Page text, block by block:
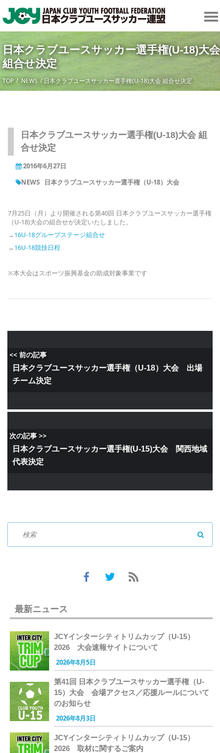
日本クラブユースサッカー選手権(U-18)大会
組合せ決定
TOP NEWS 日本クラブユースサッカー選手権(U-18)大会 組合せ決定
日本クラブユースサッカー選手権(U-18)大会 組
合せ決定
2016年6月27日
NEWS
日本クラブユースサッカー選手権（U-18）大会
7月25日（月）より開催される第40回 日本クラブユースサッカー選手権
（U-18)大会の組合せが決定いたしました。
→ 16U-18グループステージ組合せ
→ 16U-18競技日程
※本大会はスポーツ振興基金の助成対象事業です
<< 前の記事
日本クラブユースサッカー選手権（U-18）大会 出場
チーム決定
次の記事 >>
日本クラブユースサッカー選手権(U-15)大会 関西地域
代表決定
最新ニュース
JCYインターシティトリムカップ（U-15）
2026 大会速報サイトについて
2026年8月5日
第41回 日本クラブユースサッカー選手権（U-
15）大会 会場アクセス／応援ルールについて
のお知らせ
2026年8月3日
JCYインターシティトリムカップ（U-15）
2026 取材に関するご案内